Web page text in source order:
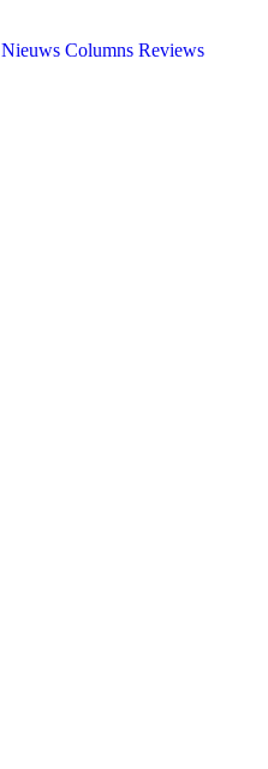
Nieuws Columns Reviews